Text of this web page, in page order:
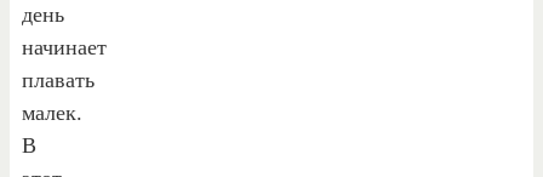
день
начинает
плавать
малек.
В